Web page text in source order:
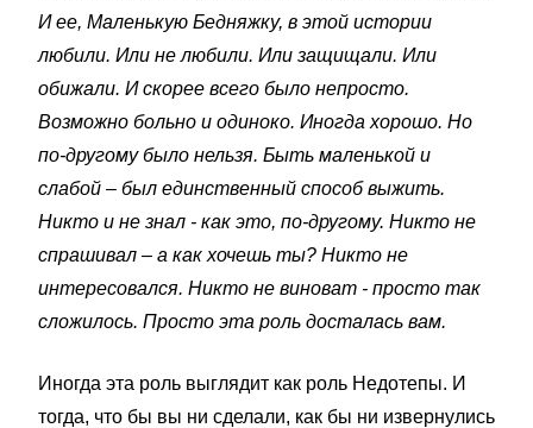
И ее, Маленькую Бедняжку, в этой истории
любили. Или не любили. Или защищали. Или
обижали. И скорее всего было непросто.
Возможно больно и одиноко. Иногда хорошо. Но
по-другому было нельзя. Быть маленькой и
слабой – был единственный способ выжить.
Никто и не знал - как это, по-другому. Никто не
спрашивал – а как хочешь ты? Никто не
интересовался. Никто не виноват - просто так
сложилось. Просто эта роль досталась вам.
Иногда эта роль выглядит как роль Недотепы. И
тогда, что бы вы ни сделали, как бы ни извернулись